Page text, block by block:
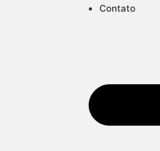
Contato